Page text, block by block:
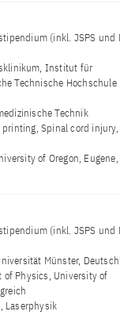
(inkl. JSPS und
Institut für
Technische Hochschule
Technik
Spinal cord injury,
of Oregon, Eugene,
(inkl. JSPS und
Münster,
of Physics, University of
Laserphysik